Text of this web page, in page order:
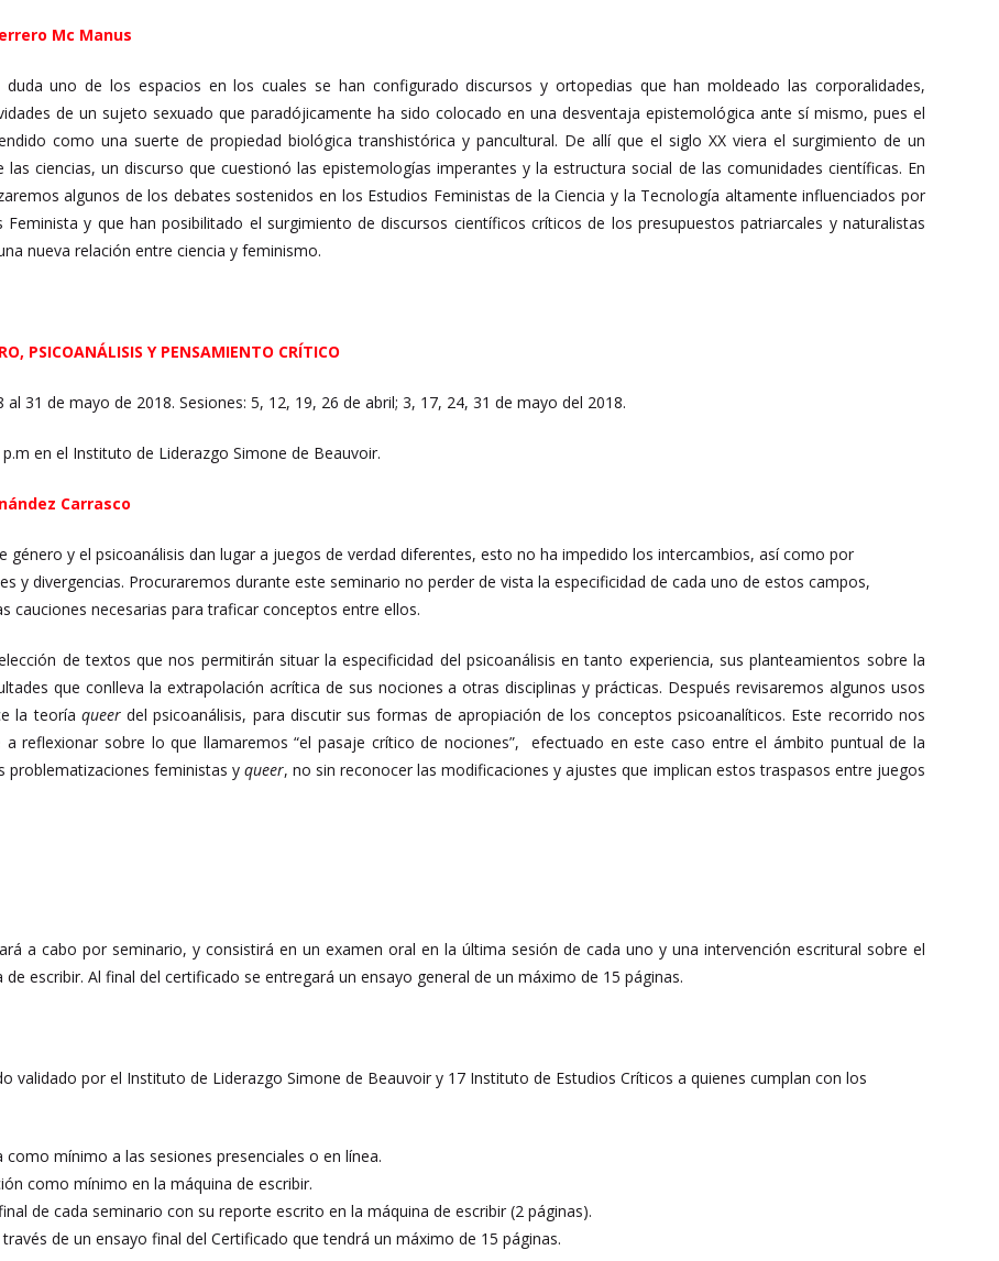
Mc Manus
duda uno de los espacios en los cuales se han configurado discursos y ortopedias que han moldeado las corporalidades,
de un sujeto sexuado que paradójicamente ha sido colocado en una desventaja epistemológica ante sí mismo, pues el
como una suerte de propiedad biológica transhistórica y pancultural. De allí que el siglo XX viera el surgimiento de un
las ciencias, un discurso que cuestionó las epistemologías imperantes y la estructura social de las comunidades científicas. En
algunos de los debates sostenidos en los Estudios Feministas de la Ciencia y la Tecnología altamente influenciados por
Feminista y que han posibilitado el surgimiento de discursos científicos críticos de los presupuestos patriarcales y naturalistas
nueva relación entre ciencia y feminismo.
PSICOANÁLISIS Y PENSAMIENTO CRÍTICO
al 31 de mayo de 2018. Sesiones: 5, 12, 19, 26 de abril; 3, 17, 24, 31 de mayo del 2018.
p.m en el Instituto de Liderazgo Simone de Beauvoir.
Carrasco
género y el psicoanálisis dan lugar a juegos de verdad diferentes, esto no ha impedido los intercambios, así como por
y divergencias. Procuraremos durante este seminario no perder de vista la especificidad de cada uno de estos campos,
cauciones necesarias para traficar conceptos entre ellos.
de textos que nos permitirán situar la especificidad del psicoanálisis en tanto experiencia, sus planteamientos sobre la
que conlleva la extrapolación acrítica de sus nociones a otras disciplinas y prácticas. Después revisaremos algunos usos
la teoría queerdel psicoanálisis, para discutir sus formas de apropiación de los conceptos psicoanalíticos. Este recorrido nos
a reflexionar sobre lo que llamaremos “el pasaje crítico de nociones”, efectuado en este caso entre el ámbito puntual de la
problematizaciones feministas y queer, no sin reconocer las modificaciones y ajustes que implican estos traspasos entre juegos
a cabo por seminario, y consistirá en un examen oral en la última sesión de cada uno y una intervención escritural sobre el
escribir. Al final del certificado se entregará un ensayo general de un máximo de 15 páginas.
validado por el Instituto de Liderazgo Simone de Beauvoir y 17 Instituto de Estudios Críticos a quienes cumplan con los
como mínimo a las sesiones presenciales o en línea.
como mínimo en la máquina de escribir.
de cada seminario con su reporte escrito en la máquina de escribir (2 páginas).
de un ensayo final del Certificado que tendrá un máximo de 15 páginas.